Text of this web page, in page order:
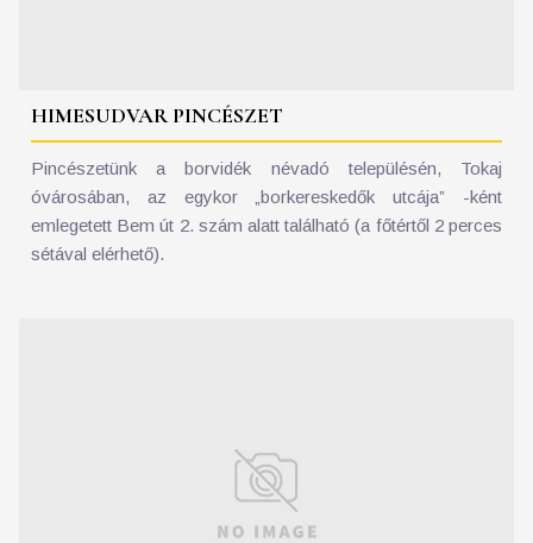
HIMESUDVAR PINCÉSZET
Pincészetünk a borvidék névadó településén, Tokaj
óvárosában, az egykor „borkereskedők utcája” -ként
emlegetett Bem út 2. szám alatt található (a főtértől 2 perces
sétával elérhető).